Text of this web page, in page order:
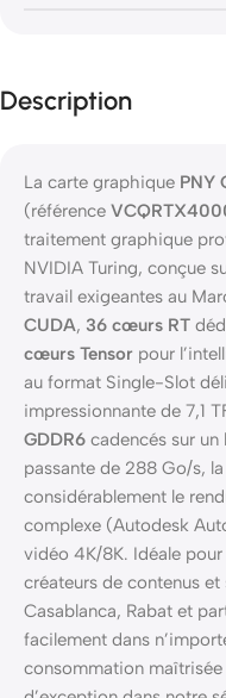
Description
La carte graphique PNY
(référence
traitement graphique
NVIDIA Turing, conçue
travail exigeantes au
CUDA, 36 cœurs RT
cœurs Tensor pour
au format Single-Slot
impressionnante de 7,1
GDDR6 cadencés sur
passante de 288 Go/s,
considérablement le
complexe (Autodesk
vidéo 4K/8K. Idéale
créateurs de contenus
Casablanca, Rabat et
facilement dans
consommation